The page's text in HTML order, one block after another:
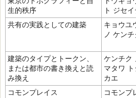
生的秩序
ト ジセ
共有の実践としての建築
キョウユ
ノ ケンチ
建築のタイプとトークン、
または都市の書き換えと読
み換え
ケンチク
マタワ
カエ
コモンプレイス コモンプ